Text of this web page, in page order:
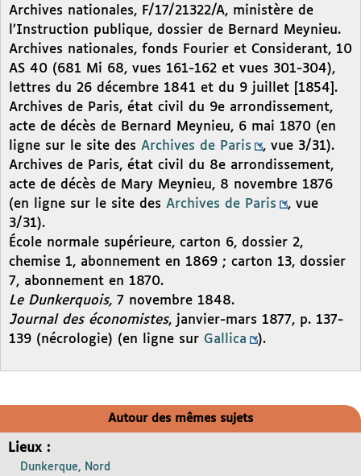
Archives nationales, F/17/21322/A, ministère de
l’Instruction publique, dossier de Bernard Meynieu.
Archives nationales, fonds Fourier et Considerant, 10
AS 40 (681 Mi 68, vues 161-162 et vues 301-304),
lettres du 26 décembre 1841 et du 9 juillet [1854].
Archives de Paris, état civil du 9e arrondissement,
acte de décès de Bernard Meynieu, 6 mai 1870 (en
ligne sur le site des Archives de Paris
, vue 3/31).
Archives de Paris, état civil du 8e arrondissement,
acte de décès de Mary Meynieu, 8 novembre 1876
(en ligne sur le site des Archives de Paris
, vue
3/31).
École normale supérieure, carton 6, dossier 2,
chemise 1, abonnement en 1869 ; carton 13, dossier
7, abonnement en 1870.
Le Dunkerquois, 7 novembre 1848.
Journal des économistes, janvier-mars 1877, p. 137-
139 (nécrologie) (en ligne sur Gallica ).
Autour des mêmes sujets
Lieux :
Dunkerque, Nord